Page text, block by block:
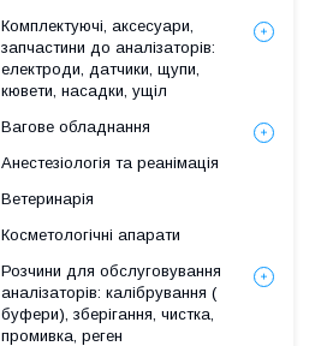
Комплектуючі, аксесуари,
запчастини до аналізаторів:
електроди, датчики, щупи,
кювети, насадки, ущіл
Вагове обладнання
Анестезіологія та реанімація
Ветеринарія
Косметологічні апарати
Розчини для обслуговування
аналізаторів: калібрування (
буфери), зберігання, чистка,
промивка, реген